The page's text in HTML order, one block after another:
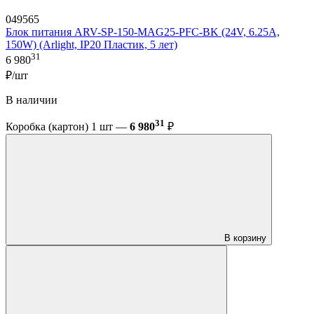
049565
Блок питания ARV-SP-150-MAG25-PFC-BK (24V, 6.25A,
150W) (Arlight, IP20 Пластик, 5 лет)
6 98031
₽/шт
В наличии
Коробка (картон) 1 шт — 6 98031 ₽
В корзину